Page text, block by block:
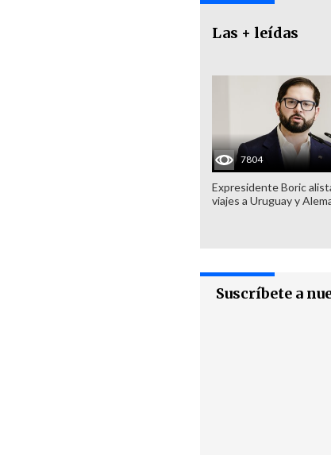
Las + leídas
7804
Expresidente Boric
viajes a Uruguay y
Suscríbete a